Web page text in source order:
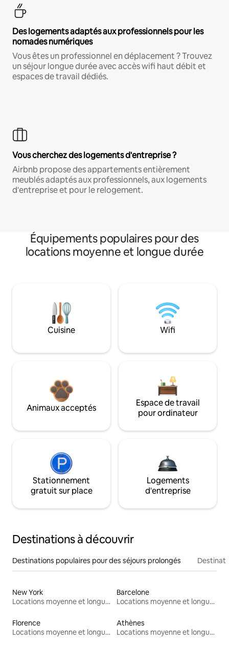
Des logements adaptés aux professionnels pour les
nomades numériques
Vous êtes un professionnel en déplacement ? Trouvez
un séjour longue durée avec accès wifi haut débit et
espaces de travail dédiés.
Vous cherchez des logements d'entreprise ?
Airbnb propose des appartements entièrement
meublés adaptés aux professionnels, aux logements
d'entreprise et pour le relogement.
Équipements populaires pour des
locations moyenne et longue durée
Cuisine Wifi
Animaux acceptés
Espace de travail
pour ordinateur
Stationnement
gratuit sur place
Logements
d'entreprise
Destinations à découvrir
Destinations populaires pour des séjours prolongés
New York
Locations moyenne et longue durée
Barcelone
Locations moyenne et longue durée
Florence
Locations moyenne et longue durée
Athènes
Locations moyenne et longue durée